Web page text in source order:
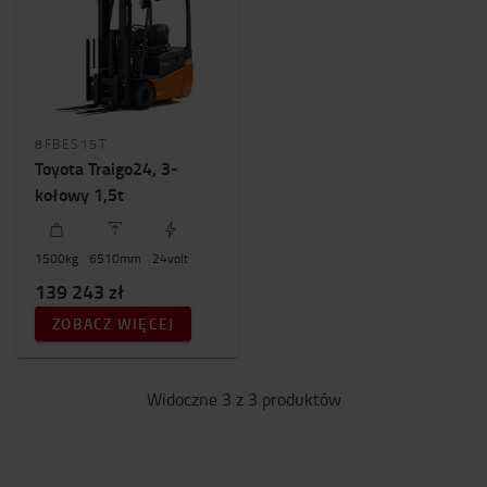
Cena (bez VAT)
8FBES15T
Toyota Traigo24, 3-
kołowy 1,5t
1500kg 6510mm 24volt
139 243 zł
ZOBACZ WIĘCEJ
Widoczne 3 z 3 produktów